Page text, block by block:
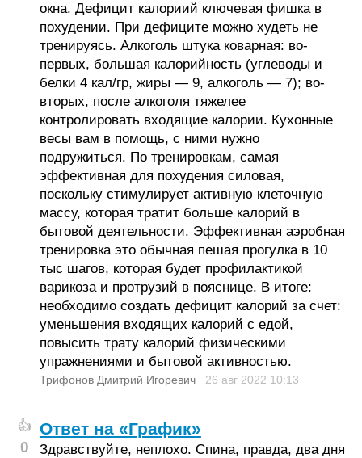
окна. Дефицит калориий ключевая фишка в
похудении. При дефиците можно худеть не
тренируясь. Алкоголь штука коварная: во-
первых, большая калорийность (углеводы и
белки 4 кал/гр, жиры — 9, алкоголь — 7); во-
вторых, после алкоголя тяжелее
контролировать входящие калории. Кухонные
весы вам в помощь, с ними нужно
подружиться. По тренировкам, самая
эффективная для похудения силовая,
поскольку стимулирует активную клеточную
массу, которая тратит больше калорий в
бытовой деятельности. Эффективная аэробная
тренировка это обычная пешая прогулка в 10
тыс шагов, которая будет профилактикой
варикоза и протрузий в пояснице. В итоге:
необходимо создать дефицит калорий за счет:
уменьшения входящих калорий с едой,
повысить трату калорий физическими
упражнениями и бытовой активностью.
Трифонов Дмитрий Игоревич 26 авг 2022 10:13
👍
0
Ответ на «График»
Здравствуйте, неплохо. Спина, правда, два дня